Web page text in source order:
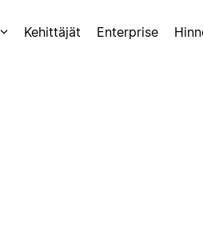
Kehittäjät Enterprise